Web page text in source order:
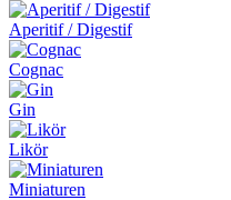
Aperitif / Digestif
Cognac
Gin
Likör
Miniaturen